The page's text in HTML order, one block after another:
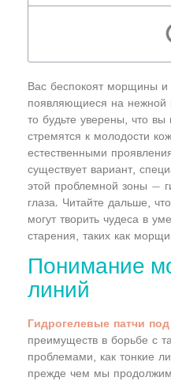
Вас беспокоят морщины и
появляющиеся на нежной
то будьте уверены, что
стремятся к молодости
естественными
существует вариант,
этой проблемной зоны —
глаза. Читайте дальше,
могут творить чудеса в
старения, таких как
Понимание
линий
Гидрогелевые патчи под
преимуществ в борьбе с
проблемами, как тонкие
прежде чем мы